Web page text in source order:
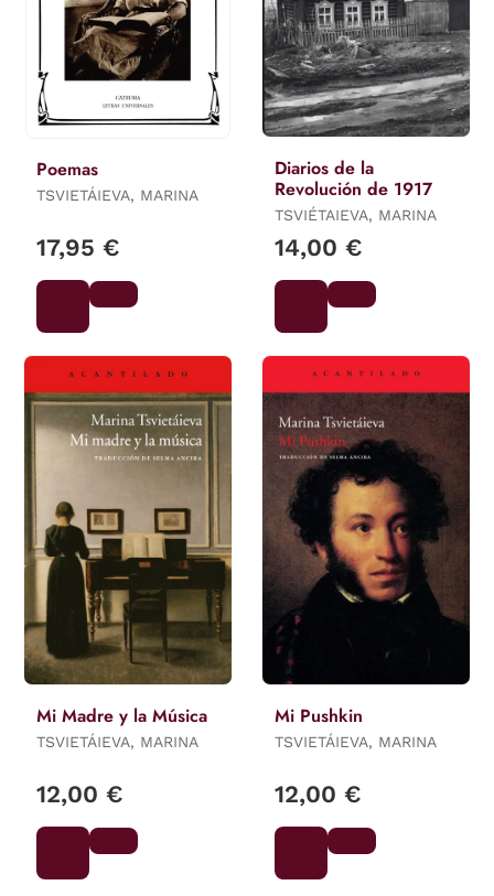
Poemas
TSVIETÁIEVA, MARINA
17,95 €
Diarios de la
Revolución de 1917
TSVIÉTAIEVA, MARINA
14,00 €
Mi Madre y la Música
TSVIETÁIEVA, MARINA
12,00 €
Mi Pushkin
TSVIETÁIEVA, MARINA
12,00 €